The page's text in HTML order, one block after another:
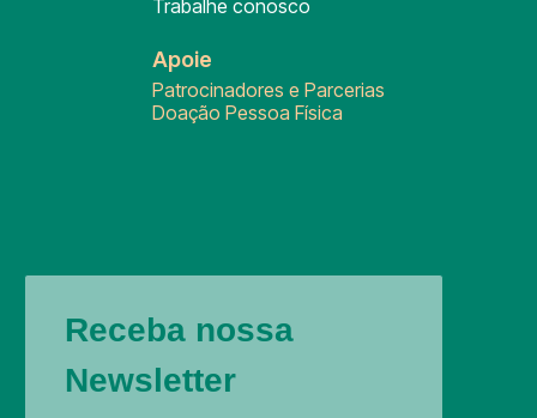
Trabalhe conosco
Apoie
Patrocinadores e Parcerias
Doação Pessoa Física